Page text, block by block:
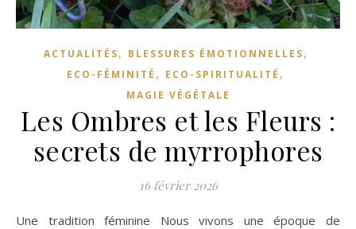
ACTUALITÉS, BLESSURES ÉMOTIONNELLES,
ECO-FÉMINITÉ , ECO-SPIRITUALITÉ ,
MAGIE VÉGÉTALE
Les Ombres et les Fleurs :
secrets de myrrophores
16 février 2026
Une tradition féminine Nous vivons une époque de